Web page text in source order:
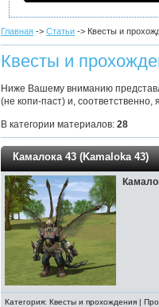
Главная -> Статьи -> Квесты и
Квесты и
Ниже Вашему вниманию
(не копи-паст) и,
В категории материалов: 28
Камалока 43 (Kamaloka 43)
Категория: Квесты и прохождения |